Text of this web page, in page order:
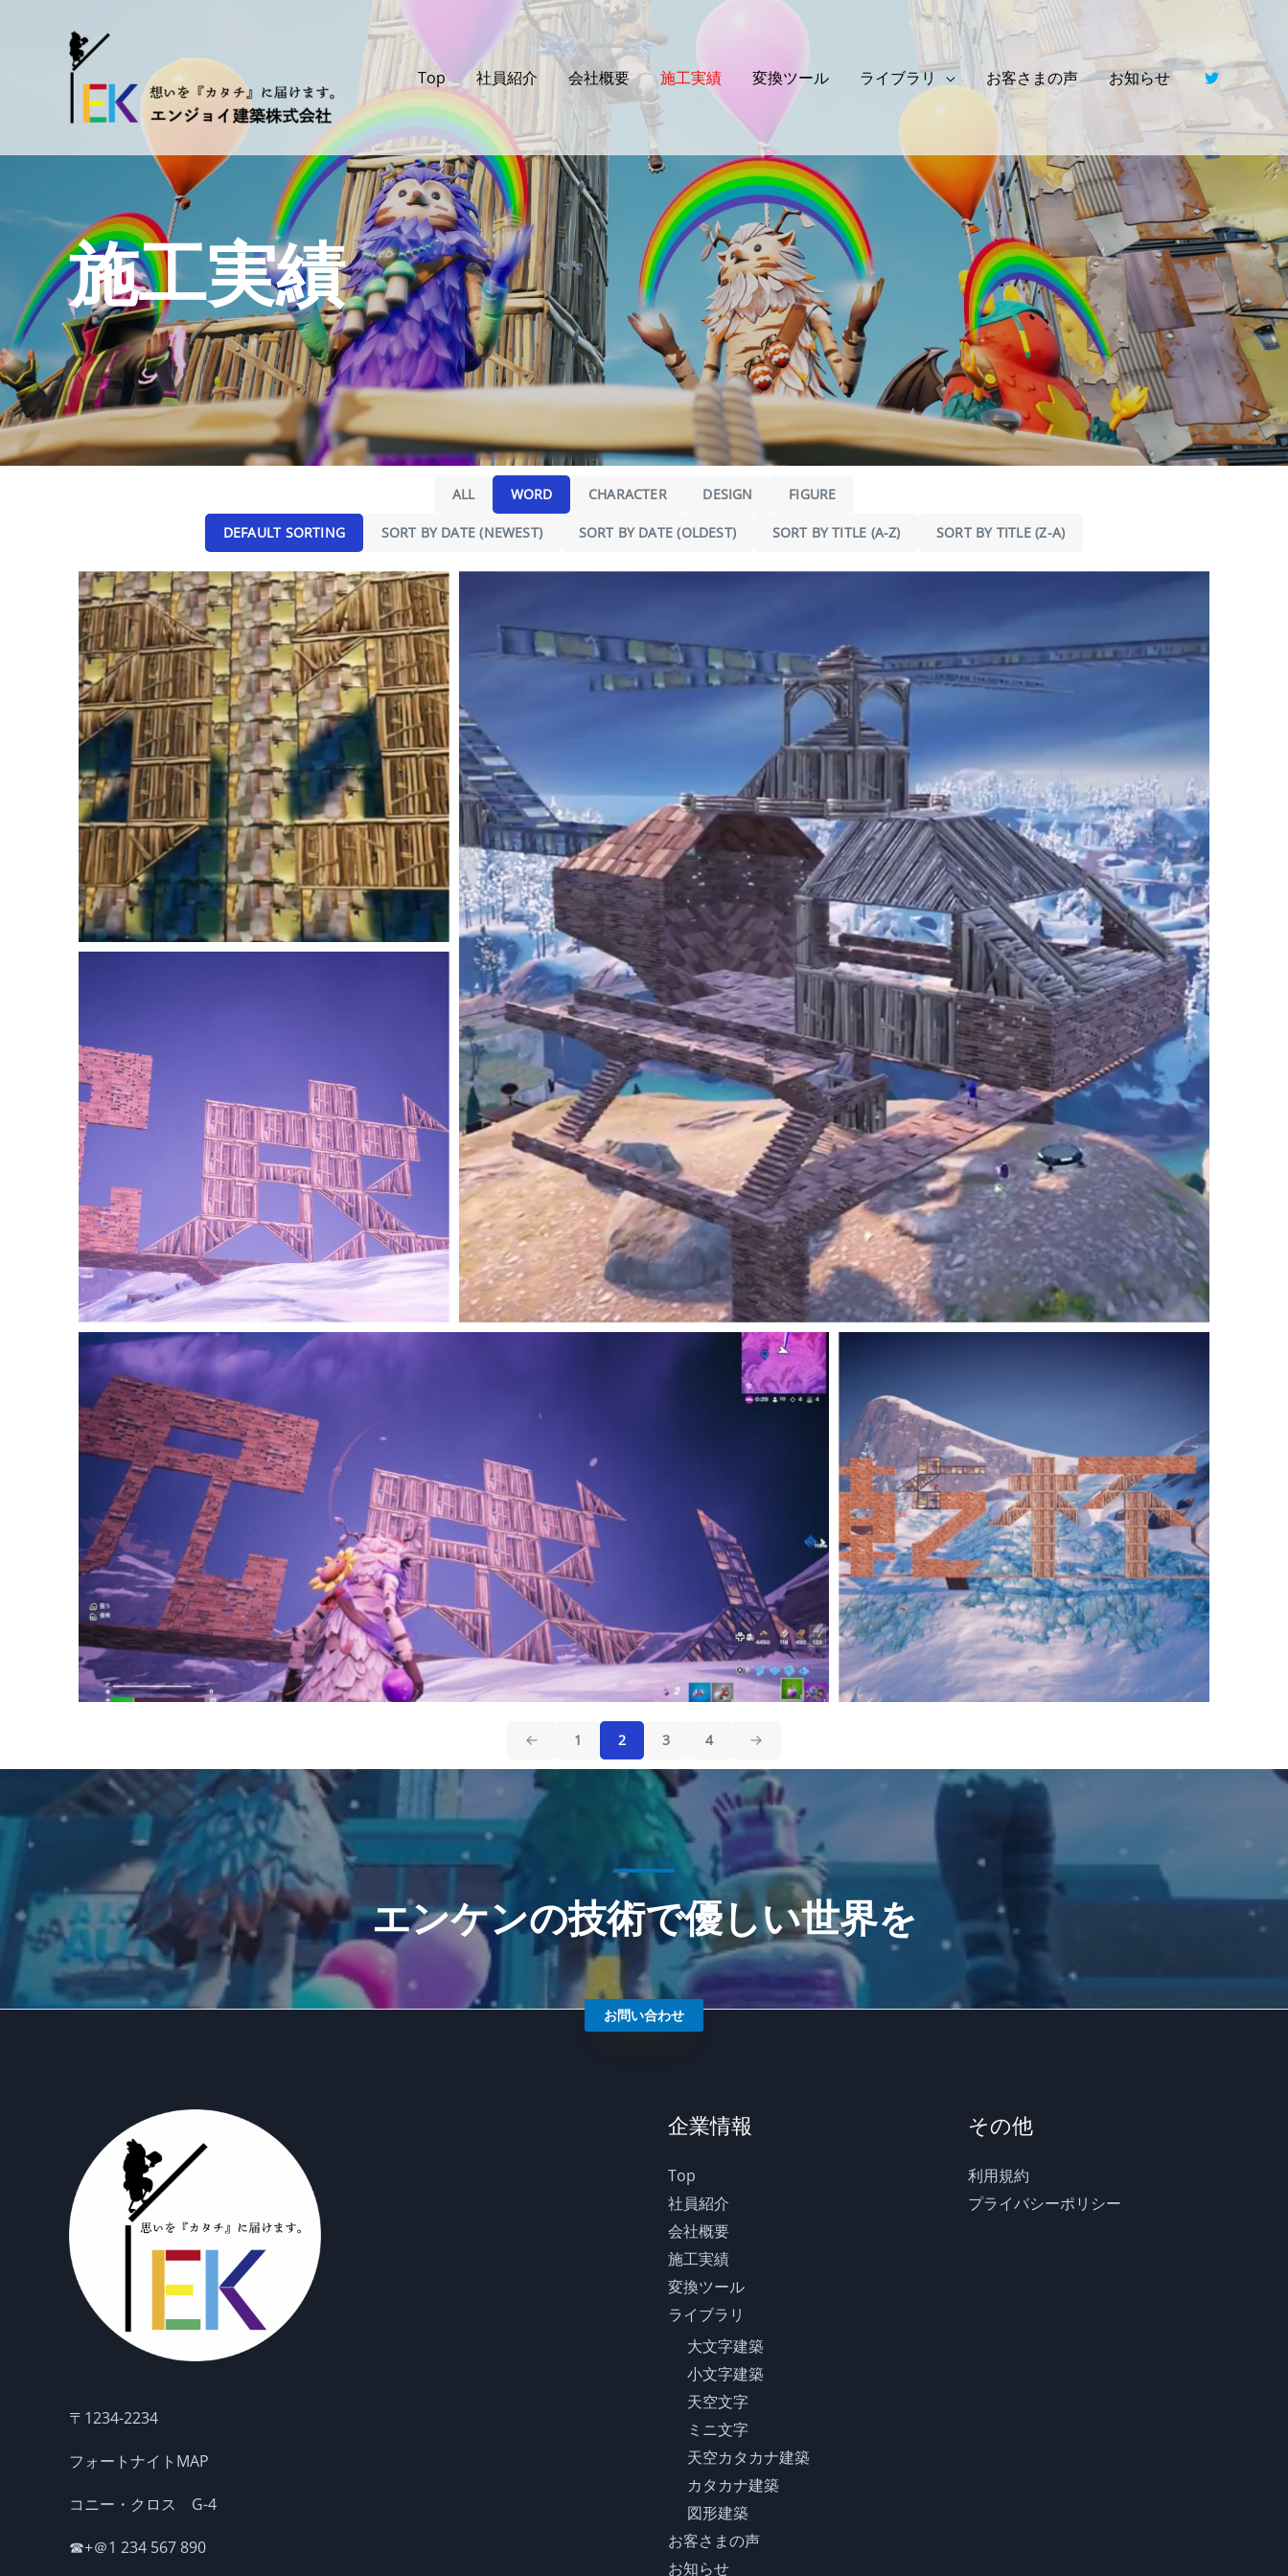
ッ
Top 社員紹介 会社概要 施工実績 変換ツール ライブラリ お客さまの声 お知らせ
施工実績
ALL WORD CHARACTER DESIGN FIGURE
DEFAULT SORTING SORT BY DATE (NEWEST) SORT BY DATE (OLDEST) SORT BY TITLE (A-Z) SORT BY TITLE (Z-A)
Author
fesk_papa
Authorまぃまぃ しろとらちゃん
Authorまぃまぃ しろとらちゃん
1 2 3 4
エンケンの技術で優しい世界を
お問い合わせ
〒1234-2234
フォートナイトMAP
コニー・クロス G-4
☎+＠1 234 567 890
企業情報
Top
社員紹介
会社概要
施工実績
変換ツール
ライブラリ
大文字建築
小文字建築
天空文字
ミニ文字
天空カタカナ建築
カタカナ建築
図形建築
お客さまの声
お知らせ
その他
利用規約
プライバシーポリシー